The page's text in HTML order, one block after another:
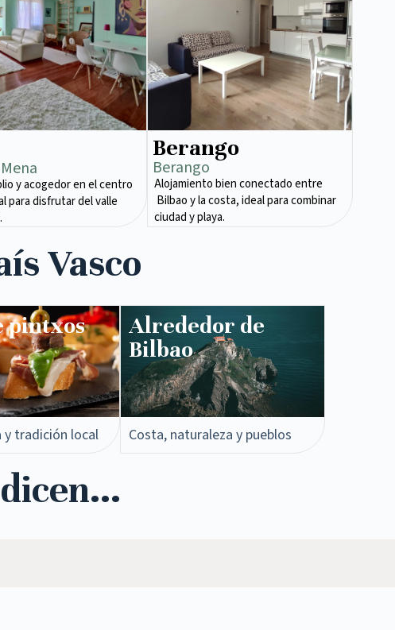
y acogedor en el centro
para disfrutar del valle
Berango
Berango
Alojamiento bien conectado entre
Bilbao y la costa, ideal para combinar
ciudad y playa.
Vasco
pintxos​
y tradición local
Alrededor de
Bilbao
Costa, naturaleza y pueblos